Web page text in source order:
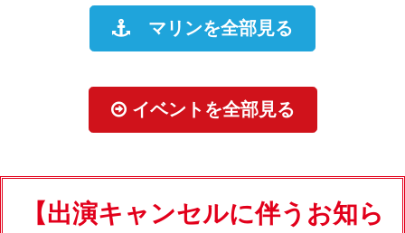
マリンを全部見る
イベントを全部見る
【出演キャンセルに伴うお知ら